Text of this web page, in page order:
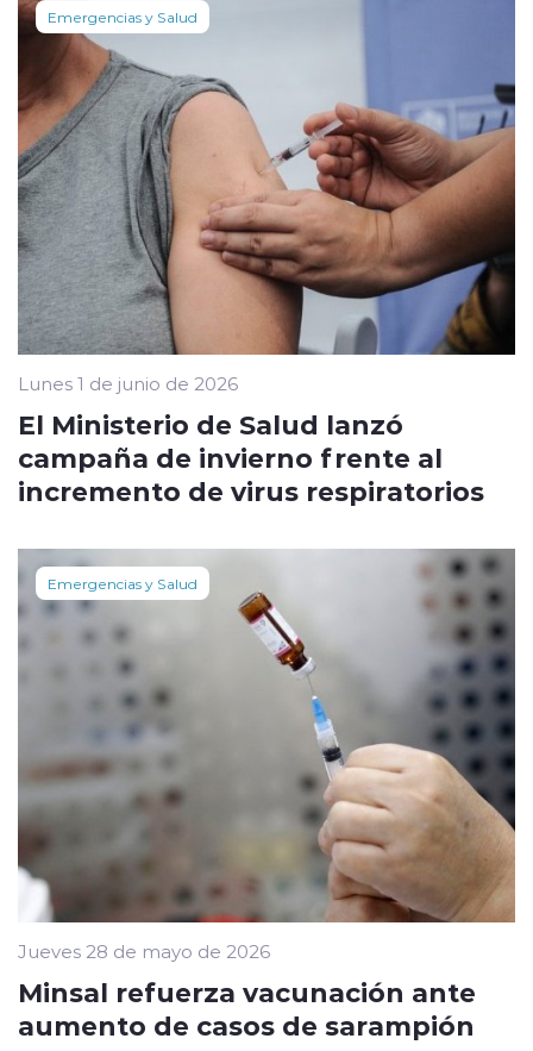
Emergencias y Salud
Lunes 1 de junio de 2026
El Ministerio de Salud lanzó
campaña de invierno frente al
incremento de virus respiratorios
Emergencias y Salud
Jueves 28 de mayo de 2026
Minsal refuerza vacunación ante
aumento de casos de sarampión